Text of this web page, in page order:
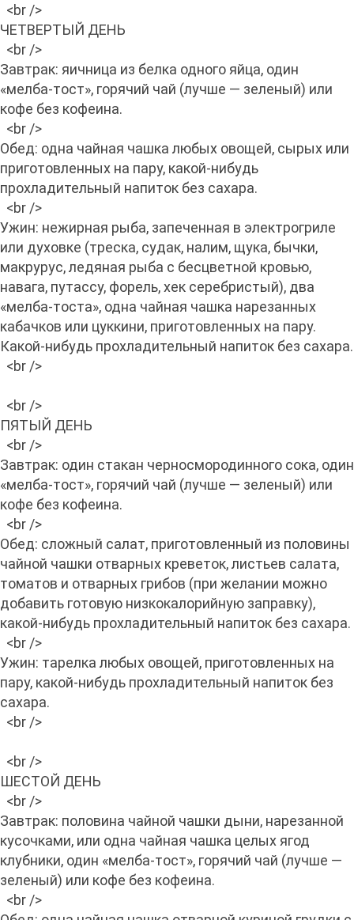
<br />
ЧЕТВЕРТЫЙ ДЕНЬ
<br />
Завтрак: яичница из белка одного яйца, один
«мелба-тост», горячий чай (лучше — зеленый) или
кофе без кофеина.
<br />
Обед: одна чайная чашка любых овощей, сырых или
приготовленных на пару, какой-нибудь
прохладительный напиток без сахара.
<br />
Ужин: нежирная рыба, запеченная в электрогриле
или духовке (треска, судак, налим, щука, бычки,
макрурус, ледяная рыба с бесцветной кровью,
навага, путассу, форель, хек серебристый), два
«мелба-тоста», одна чайная чашка нарезанных
кабачков или цуккини, приготовленных на пару.
Какой-нибудь прохладительный напиток без сахара.
<br />
<br />
ПЯТЫЙ ДЕНЬ
<br />
Завтрак: один стакан черносмородинного сока, один
«мелба-тост», горячий чай (лучше — зеленый) или
кофе без кофеина.
<br />
Обед: сложный салат, приготовленный из половины
чайной чашки отварных креветок, листьев салата,
томатов и отварных грибов (при желании можно
добавить готовую низкокалорийную заправку),
какой-нибудь прохладительный напиток без сахара.
<br />
Ужин: тарелка любых овощей, приготовленных на
пару, какой-нибудь прохладительный напиток без
сахара.
<br />
<br />
ШЕСТОЙ ДЕНЬ
<br />
Завтрак: половина чайной чашки дыни, нарезанной
кусочками, или одна чайная чашка целых ягод
клубники, один «мелба-тост», горячий чай (лучше —
зеленый) или кофе без кофеина.
<br />